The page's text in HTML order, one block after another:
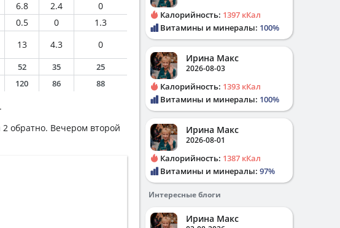
6.8 2.4
0
0.5 0
1.3
13 4.3
0
52 35 25
120 86 88
.
обратно. Вечером второй
Калорийность: 1397 кКал
Витамины и минералы: 100%
Ирина Макс
2026-08-03
Калорийность: 1393 кКал
Витамины и минералы: 100%
Ирина Макс
2026-08-01
Калорийность: 1387 кКал
Витамины и минералы: 97%
Интересные блоги
Ирина Макс